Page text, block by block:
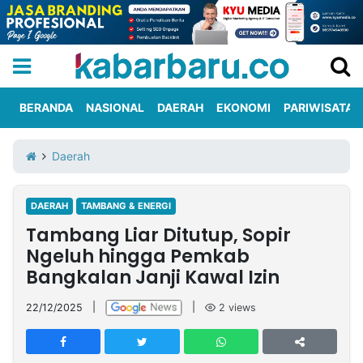
Iklan
Berita
Kami
Nasional
International
Olahraga
Entertainment
Daerah
Pariwisata
Kuliner
Kolom
Network
PT
TREETAN
BERANDA NASIONAL DAERAH EKONOMI PARIWISATA
Daerah
DAERAH TAMBANG & ENERGI
Tambang Liar Ditutup, Sopir
Ngeluh hingga Pemkab
Bangkalan Janji Kawal Izin
22/12/2025 2 views